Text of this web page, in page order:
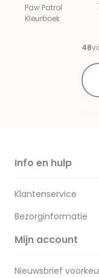
Paw Patrol
Kleurboek
48
Info en hulp
Klantenservice
Bezorginformatie
Mijn account
Nieuwsbrief